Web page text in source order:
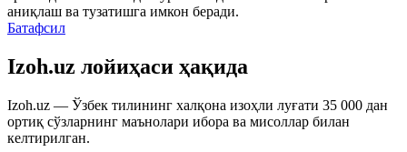
аниқлаш ва тузатишга имкон беради.
Батафсил
Izoh.uz лойиҳаси ҳақида
Izoh.uz — Ўзбек тилининг халқона изоҳли луғати 35 000 дан
ортиқ сўзларнинг маънолари ибора ва мисоллар билан
келтирилган.